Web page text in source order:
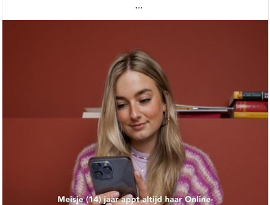
Zij vinden hier een luisterend oor bij hun eigen
Een Buddy is een getrainde ervaringsdeskundige
jongere die zelf ook gescheiden ouders heeft, een
soortgelijke ervaring deelt én als geen ander begrijpt
waar een kind doorheen gaat.
✔️ Kosteloos
✔️ Veilig via onze speciale app
✔️ Geen wachttijd
✔️ Eigen regie van het kind
🔗 Meer info, check de link in de comments